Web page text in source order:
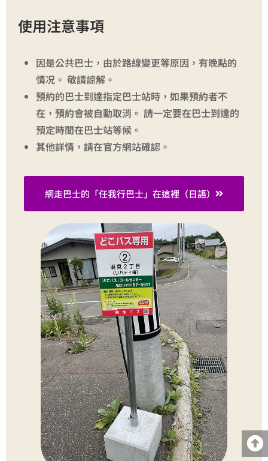
使用注意事項
因是公共巴士，由於路線變更等原因，有晚點的
情况。 敬請諒解。
預約的巴士到達指定巴士站時，如果預約者不
在，預約會被⾃動取消。 請一定要在巴士到達的
預定時間在巴士站等候。
其他詳情，請在官方網站確認。
網走巴士的「任我行巴士」在這裡（日語）